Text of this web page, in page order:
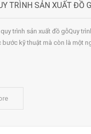
TRÌNH SẢN XUẤT ĐỒ
trình sản xuất đồ gỗQuy
bước kỹ thuật mà còn là một